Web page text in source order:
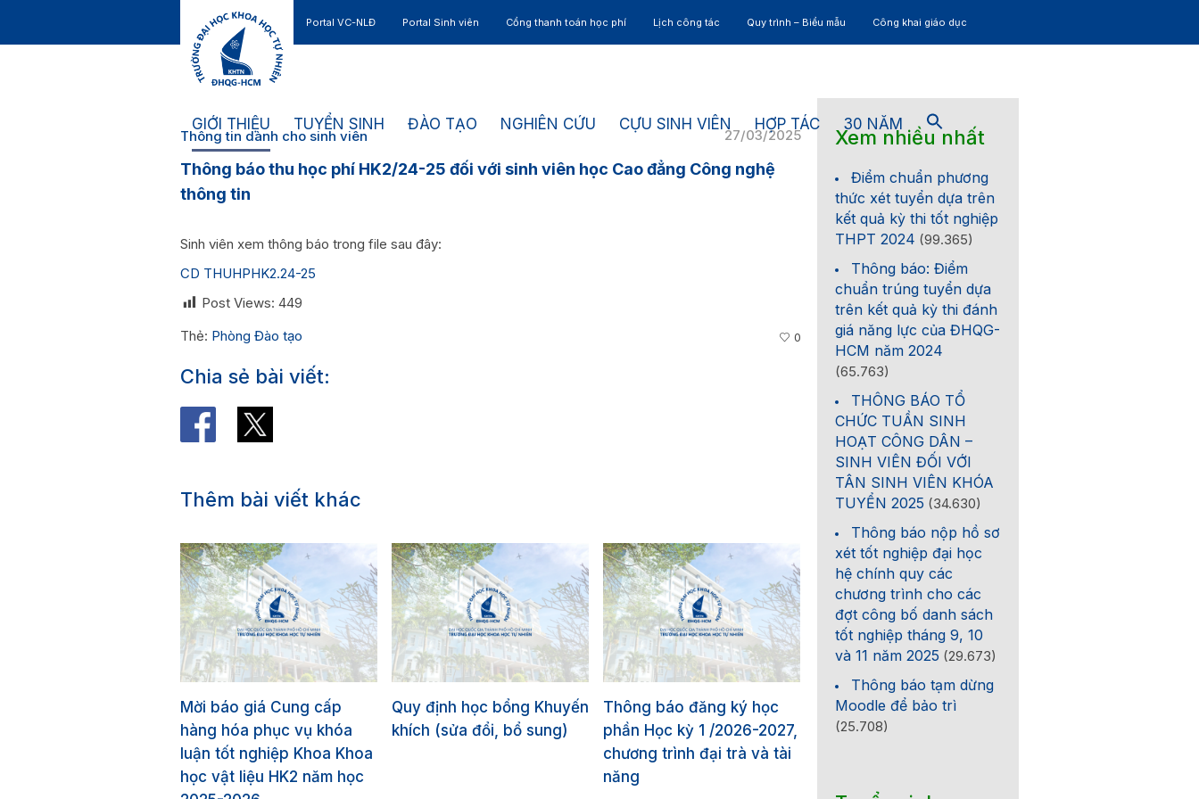
Portal VC-NLĐ Portal Sinh viên Cổng thanh toán học phí Lịch công tác Quy trình – Biểu mẫu Công khai giáo dục
GIỚI THIỆU TUYỂN SINH ĐÀO TẠO NGHIÊN CỨU CỰU SINH VIÊN HỢP TÁC 30 NĂM
27/03/2025
Thông tin dành cho sinh viên
Thông báo thu học phí HK2/24-25 đối với sinh viên học Cao đẳng Công nghệ
thông tin
Sinh viên xem thông báo trong file sau đây:
CD THUHPHK2.24-25
Post Views: 449
Thẻ: Phòng Đào tạo 0
Chia sẻ bài viết:
Thêm bài viết khác
Mời báo giá Cung cấp
hàng hóa phục vụ khóa
luận tốt nghiệp Khoa Khoa
học vật liệu HK2 năm học
Quy định học bổng Khuyến
khích (sửa đổi, bổ sung)
Thông báo đăng ký học
phần Học kỳ 1 /2026-2027,
chương trình đại trà và tài
năng
Trường Đại học Khoa học
tự nhiên, ĐHQG-HCM mở
Xem nhiều nhất
Điểm chuẩn phương
thức xét tuyển dựa trên
kết quả kỳ thi tốt nghiệp
THPT 2024 (99.365)
Thông báo: Điểm
chuẩn trúng tuyển dựa
trên kết quả kỳ thi đánh
giá năng lực của ĐHQG-
HCM năm 2024
(65.763)
THÔNG BÁO TỔ
CHỨC TUẦN SINH
HOẠT CÔNG DÂN –
SINH VIÊN ĐỐI VỚI
TÂN SINH VIÊN KHÓA
TUYỂN 2025 (34.630)
Thông báo nộp hồ sơ
xét tốt nghiệp đại học
hệ chính quy các
chương trình cho các
đợt công bố danh sách
tốt nghiệp tháng 9, 10
và 11 năm 2025 (29.673)
Thông báo tạm dừng
Moodle để bảo trì
(25.708)